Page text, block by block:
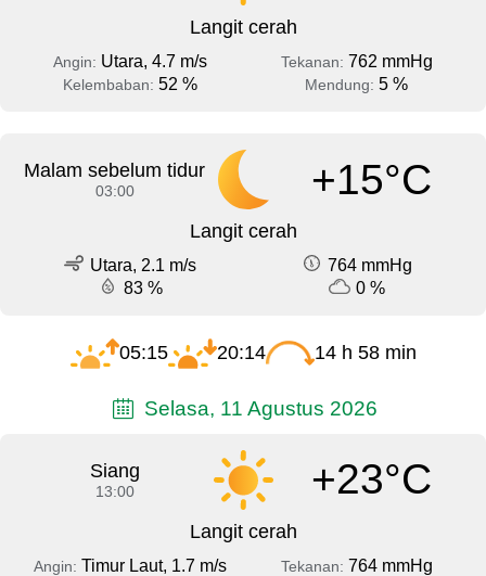
Langit cerah
Angin: Utara, 4.7 m/s Tekanan: 762 mmHg
Kelembaban: 52 % Mendung: 5 %
Malam sebelum tidur
03:00 +15°C
Langit cerah
Utara, 2.1 m/s
764 mmHg
83 %
0 %
05:15 20:14 14 h 58 min
Selasa, 11 Agustus 2026
Siang
13:00 +23°C
Langit cerah
Angin: Timur Laut, 1.7 m/s Tekanan: 764 mmHg